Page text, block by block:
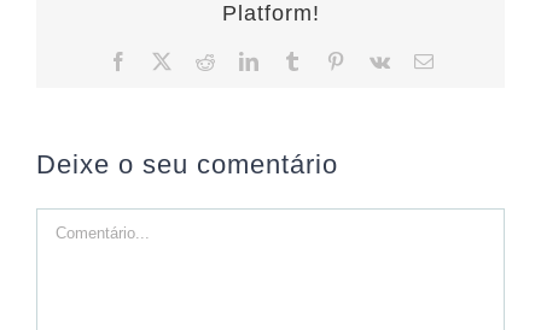
Platform!
Facebook RedditLinkedInTumblr Pinterest
Vk
Email
Deixe o seu comentário
Comment